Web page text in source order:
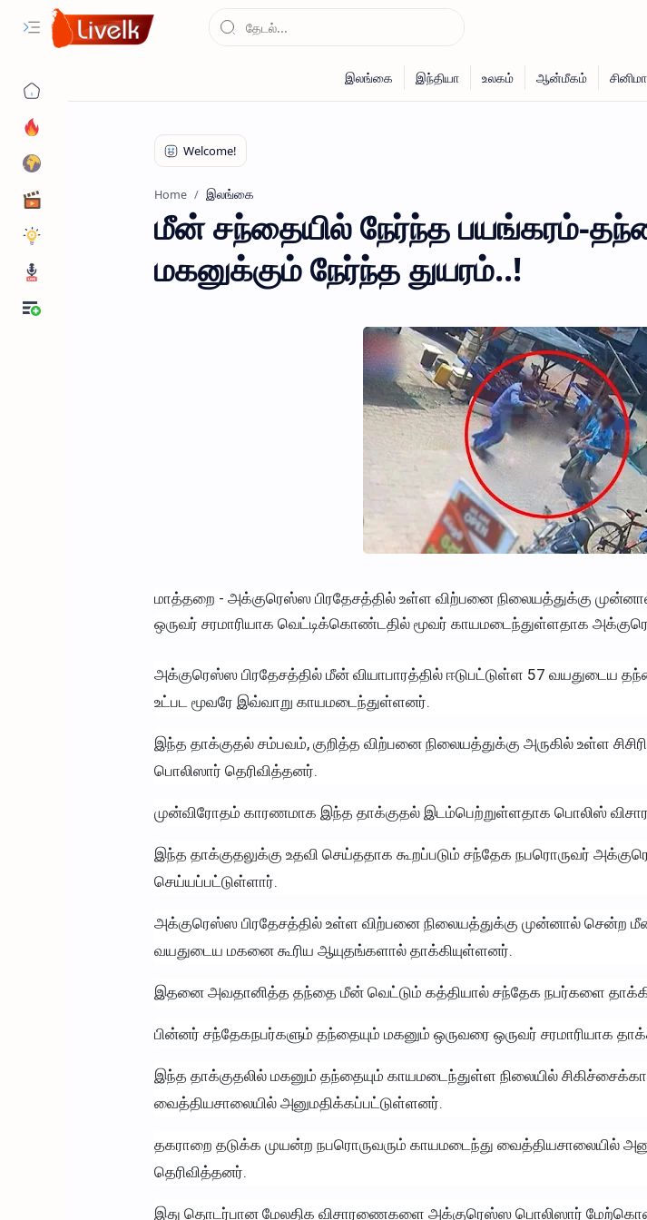
Home இலங்கை
மீன் சந்தையில் நேர்ந்த பயங்கரம்-
மகனுக்கும் நேர்ந்த துயரம்..!
மாத்தறை - அக்குரெஸ்ஸ பிரதேசத்தில் உள்ள விற்பனை நிலையத்துக்கு
ஒருவர் சரமாரியாக வெட்டிக்கொண்டதில் மூவர் காயமடைந்துள்ளதாக
அக்குரெஸ்ஸ பிரதேசத்தில் மீன் வியாபாரத்தில் ஈடுபட்டுள்ள 57 வயதுடைய
உட்பட மூவரே இவ்வாறு காயமடைந்துள்ளனர்.
இந்த தாக்குதல் சம்பவம், குறித்த விற்பனை நிலையத்துக்கு அருகில் உள்ள
பொலிஸார் தெரிவித்தனர்.
முன்விரோதம் காரணமாக இந்த தாக்குதல் இடம்பெற்றுள்ளதாக பொலிஸ்
இந்த தாக்குதலுக்கு உதவி செய்ததாக கூறப்படும் சந்தேக நபரொருவர்
செய்யப்பட்டுள்ளார்.
அக்குரெஸ்ஸ பிரதேசத்தில் உள்ள விற்பனை நிலையத்துக்கு முன்னால் சென்ற மீன்
வயதுடைய மகனை கூரிய ஆயுதங்களால் தாக்கியுள்ளனர்.
இதனை அவதானித்த தந்தை மீன் வெட்டும் கத்தியால் சந்தேக நபர்களை
பின்னர் சந்தேகநபர்களும் தந்தையும் மகனும் ஒருவரை ஒருவர் சரமாரியாக
இந்த தாக்குதலில் மகனும் தந்தையும் காயமடைந்துள்ள நிலையில்
வைத்தியசாலையில் அனுமதிக்கப்பட்டுள்ளனர்.
தகராறை தடுக்க முயன்ற நபரொருவரும் காயமடைந்து வைத்தியசாலையில்
தெரிவித்தனர்.
இது தொடர்பான மேலதிக விசாரணைகளை அக்குரெஸ்ஸ பொலிஸார்